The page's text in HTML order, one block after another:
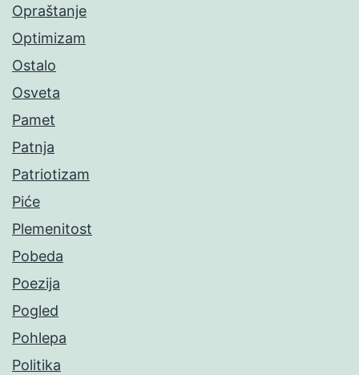
Opraštanje
Optimizam
Ostalo
Osveta
Pamet
Patnja
Patriotizam
Piće
Plemenitost
Pobeda
Poezija
Pogled
Pohlepa
Politika